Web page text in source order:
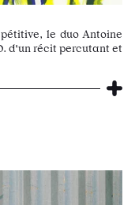
le duo Antoine
d'un récit percutant et